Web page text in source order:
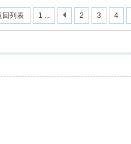
1 ... 2 3 4
回列表